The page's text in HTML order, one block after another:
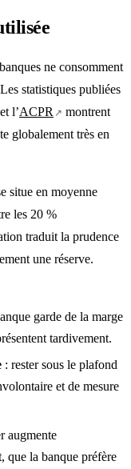
ne consomment
statistiques publiées
et l’ACPR
montrent
globalement très en
situe en moyenne
les 20 %
traduit la prudence
une réserve.
garde de la marge
tardivement.
: rester sous le plafond
et de mesure
augmente
que la banque préfère